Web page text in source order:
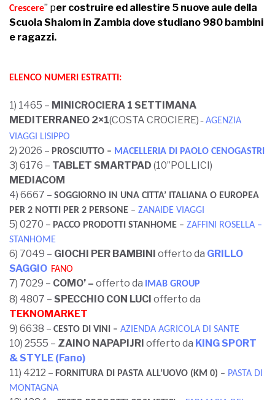
Crescere” per costruire ed allestire 5 nuove aule della
Scuola Shalom in Zambia dove studiano 980 bambini
e ragazzi.
ELENCO NUMERI ESTRATTI:
1) 1465 – MINICROCIERA 1 SETTIMANA
MEDITERRANEO 2×1(COSTA CROCIERE) – AGENZIA
VIAGGI LISIPPO
2) 2026 – PROSCIUTTO – MACELLERIA DI PAOLO CENOGASTRI
3) 6176 – TABLET SMARTPAD (10”POLLICI)
MEDIACOM
4) 6667 – SOGGIORNO IN UNA CITTA’ ITALIANA O EUROPEA
PER 2 NOTTI PER 2 PERSONE – ZANAIDE VIAGGI
5) 0270 – PACCO PRODOTTI STANHOME – ZAFFINI ROSELLA –
STANHOME
6) 7049 – GIOCHI PER BAMBINI offerto da GRILLO
SAGGIO FANO
7) 7029 – COMO’ – offerto da IMAB GROUP
8) 4807 – SPECCHIO CON LUCI offerto da
TEKNOMARKET
9) 6638 – CESTO DI VINI – AZIENDA AGRICOLA DI SANTE
10) 2555 – ZAINO NAPAPIJRI offerto da KING SPORT
& STYLE (Fano)
11) 4212 – FORNITURA DI PASTA ALL’UOVO (KM 0) – PASTA DI
MONTAGNA